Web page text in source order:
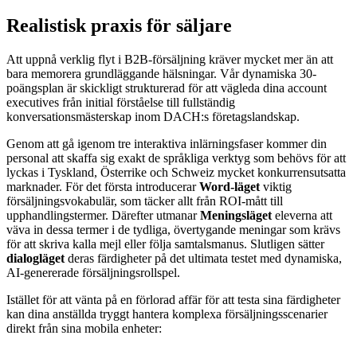
Realistisk praxis för säljare
Att uppnå verklig flyt i B2B-försäljning kräver mycket mer än att
bara memorera grundläggande hälsningar. Vår dynamiska 30-
poängsplan är skickligt strukturerad för att vägleda dina account
executives från initial förståelse till fullständig
konversationsmästerskap inom DACH:s företagslandskap.
Genom att gå igenom tre interaktiva inlärningsfaser kommer din
personal att skaffa sig exakt de språkliga verktyg som behövs för att
lyckas i Tyskland, Österrike och Schweiz mycket konkurrensutsatta
marknader. För det första introducerarWord-läget viktig
försäljningsvokabulär, som täcker allt från ROI-mått till
upphandlingstermer. Därefter utmanarMeningsläget eleverna att
väva in dessa termer i de tydliga, övertygande meningar som krävs
för att skriva kalla mejl eller följa samtalsmanus. Slutligen sätter
dialogläget deras färdigheter på det ultimata testet med dynamiska,
AI-genererade försäljningsrollspel.
Istället för att vänta på en förlorad affär för att testa sina färdigheter
kan dina anställda tryggt hantera komplexa försäljningsscenarier
direkt från sina mobila enheter: